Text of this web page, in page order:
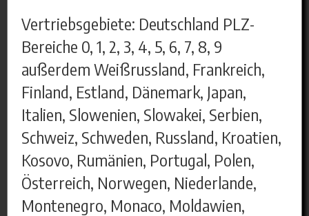
Vertriebsgebiete: Deutschland PLZ-
Bereiche 0, 1, 2, 3, 4, 5, 6, 7, 8, 9
außerdem Weißrussland, Frankreich,
Finland, Estland, Dänemark, Japan,
Italien, Slowenien, Slowakei, Serbien,
Schweiz, Schweden, Russland, Kroatien,
Kosovo, Rumänien, Portugal, Polen,
Österreich, Norwegen, Niederlande,
Montenegro, Monaco, Moldawien,